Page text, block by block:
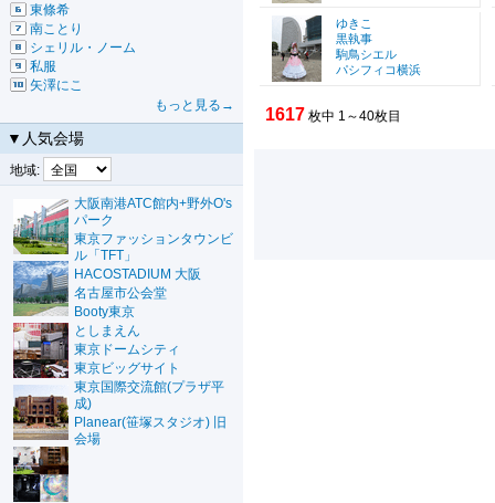
東條希
南ことり
シェリル・ノーム
私服
矢澤にこ
もっと見る→
▼人気会場
地域:
大阪南港ATC館内+野外O's
パーク
東京ファッションタウンビ
ル「TFT」
HACOSTADIUM 大阪
名古屋市公会堂
Booty東京
としまえん
東京ドームシティ
東京ビッグサイト
東京国際交流館(プラザ平
成)
Planear(笹塚スタジオ) 旧
会場
ゆきこ
黒執事
駒鳥シエル
パシフィコ横浜
1617 枚中 1～40枚目